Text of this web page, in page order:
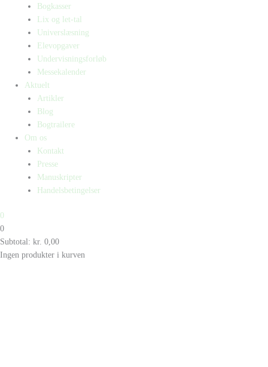
Bogkasser
Lix og let-tal
Universlæsning
Elevopgaver
Undervisningsforløb
Messekalender
Aktuelt
Artikler
Blog
Bogtrailere
Om os
Kontakt
Presse
Manuskripter
Handelsbetingelser
0
0
Subtotal: kr. 0,00
Ingen produkter i kurven